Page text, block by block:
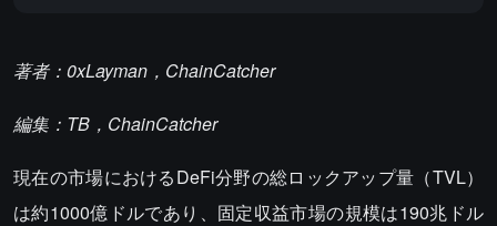
著者：0xLayman，ChainCatcher
編集：TB，ChainCatcher
現在の市場におけるDeFi分野の総ロックアップ量（TVL）
は約1000億ドルであり、固定収益市場の規模は190兆ドル